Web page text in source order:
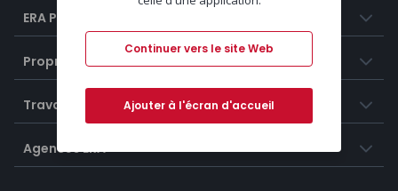
ERA Portugal
Propriétés
Travailler chez ERA
Agences ERA
Continuer vers le site Web
Ajouter à l'écran d'accueil